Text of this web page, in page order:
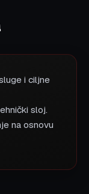
i ciljne
sloj.
na osnovu